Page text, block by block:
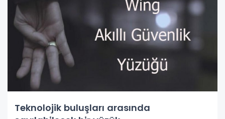
Teknolojik buluşları arasında